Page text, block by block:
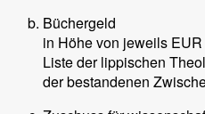
Büchergeld
in Höhe von jeweils
Liste der lippischen
der bestandenen